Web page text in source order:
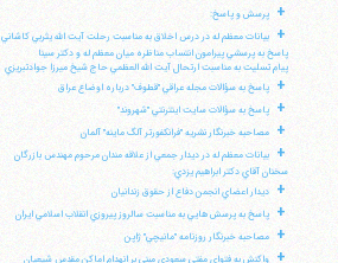
+ پرسش و پاسخ:
+
بيانات معظم له در درس اخلاق به مناسبت رحلت آيت الله يثربي كاشاني
پاسخ به پرسشي پيرامون انتساب مناظره ميان معظم له و دكتر سينا
پيام تسليت به مناسبت ارتحال آيت الله العظمي حاج شيخ ميرزا جوادتبريزي
+ پاسخ به سؤالات مجله عراقي "قطوف" درباره اوضاع عراق
+ پاسخ به سؤالات سايت اينترنتي "شهروند"
+ مصاحبه خبرنگار نشريه "فرانكفورتر آلگ ماينه" آلمان
+
بيانات معظم له در ديدار جمعي از علاقه مندان مرحوم مهندس بازرگان
سخنان آقاي دكتر ابراهيم يزدي:
+ ديدار اعضاي انجمن دفاع از حقوق زندانيان
+ پاسخ به پرسش هايي به مناسبت سالروز پيروزي انقلاب اسلامي ايران
+ مصاحبه خبرنگار روزنامه "مانيچي" ژاپن
+
واكنش به فتواي مفتي سعودي مبني بر انهدام اماكن مقدس شيعيان